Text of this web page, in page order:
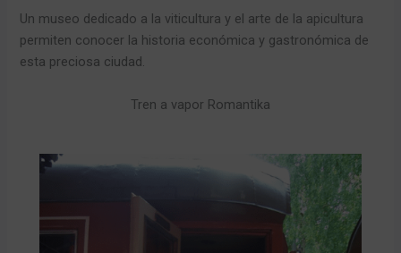
Un museo dedicado a la viticultura y el arte de la apicultura
permiten conocer la historia económica y gastronómica de
esta preciosa ciudad.
Tren a vapor Romantika